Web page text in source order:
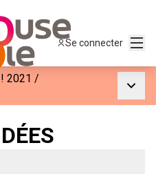
Se connecter
2021 /